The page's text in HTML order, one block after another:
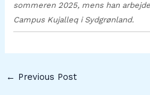
sommeren 2025, mens han
Campus Kujalleq i Sydgrønland.
← Previous Post